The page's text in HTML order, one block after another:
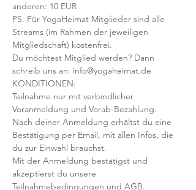
anderen: 10 EUR
PS. Für YogaHeimat Mitglieder sind alle
Streams (im Rahmen der jeweiligen
Mitgliedschaft) kostenfrei.
Du möchtest Mitglied werden? Dann
schreib uns an: info@yogaheimat.de
KONDITIONEN:
Teilnahme nur mit verbindlicher
Voranmeldung und Vorab-Bezahlung.
Nach deiner Anmeldung erhältst du eine
Bestätigung per Email, mit allen Infos, die
du zur Einwahl brauchst.
Mit der Anmeldung bestätigst und
akzeptierst du unsere
Teilnahmebedingungen und AGB.